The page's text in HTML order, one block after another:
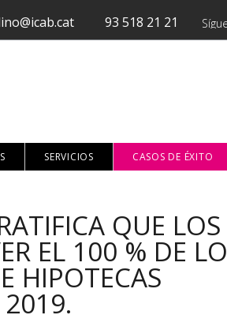
93 518 21 21
SERVICIOS CASOS DE ÉXITO
QUE LOS
EL 100 % DE
HIPOTECAS
2019.